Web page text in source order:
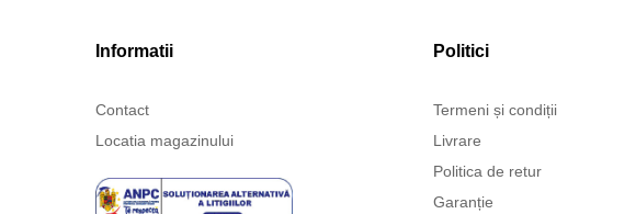
Informatii
Contact
Locatia magazinului
Politici
Termeni și condiții
Livrare
Politica de retur
Garanție